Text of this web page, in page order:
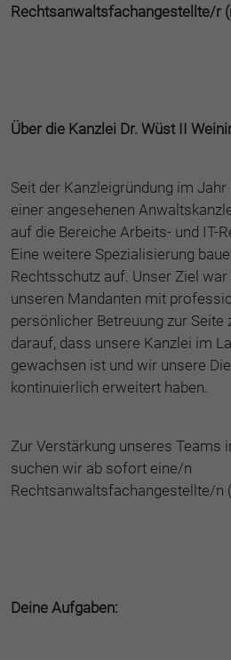
Rechtsanwaltsfachangestellte/r
Über die Kanzlei Dr. Wüst II
Seit der Kanzleigründung im
einer angesehenen
auf die Bereiche Arbeits- und IT-
Eine weitere Spezialisierung
Rechtsschutz auf. Unser Ziel war
unseren Mandanten mit
persönlicher Betreuung zur Seite
darauf, dass unsere Kanzlei im
gewachsen ist und wir unsere
kontinuierlich erweitert haben.
Zur Verstärkung unseres Teams
suchen wir ab sofort eine/n
Rechtsanwaltsfachangestellte/n
Deine Aufgaben: